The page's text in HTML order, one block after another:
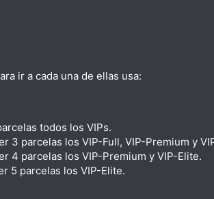
ir a cada una de ellas usa:
todos los VIPs.
3 parcelas los VIP-Full, VIP-Premium y
4 parcelas los VIP-Premium y VIP-Elite.
5 parcelas los VIP-Elite.